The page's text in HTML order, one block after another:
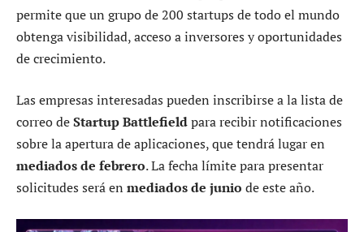
permite que un grupo de 200 startups de todo el mundo
obtenga visibilidad, acceso a inversores y oportunidades
de crecimiento.
Las empresas interesadas pueden inscribirse a la lista de
correo deStartup Battlefieldpara recibir notificaciones
sobre la apertura de aplicaciones, que tendrá lugar en
mediados de febrero. La fecha límite para presentar
solicitudes será en mediados de junio de este año.